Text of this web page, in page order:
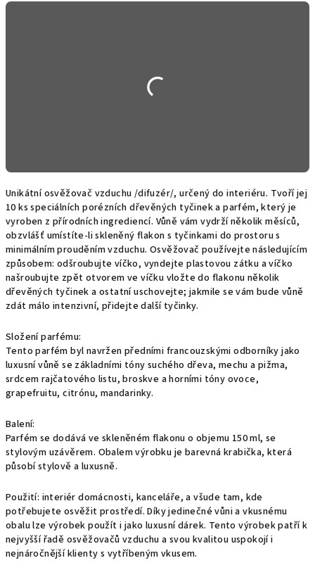
Unikátní osvěžovač vzduchu /difuzér/, určený do interiéru. Tvoří jej
10 ks speciálních porézních dřevěných tyčinek a parfém, který je
vyroben z přírodních ingrediencí. Vůně vám vydrží několik měsíců,
obzvlášť umístíte-li skleněný flakon s tyčinkami do prostoru s
minimálním prouděním vzduchu. Osvěžovač používejte následujícím
způsobem: odšroubujte víčko, vyndejte plastovou zátku a víčko
našroubujte zpět otvorem ve víčku vložte do flakonu několik
dřevěných tyčinek a ostatní uschovejte; jakmile se vám bude vůně
zdát málo intenzivní, přidejte další tyčinky.
Složení parfému:
Tento parfém byl navržen předními francouzskými odborníky jako
luxusní vůně se základními tóny suchého dřeva, mechu a pižma,
srdcem rajčatového listu, broskve a horními tóny ovoce,
grapefruitu, citrónu, mandarinky.
Balení:
Parfém se dodává ve skleněném flakonu o objemu 150 ml, se
stylovým uzávěrem. Obalem výrobku je barevná krabička, která
působí stylově a luxusně.
Použití: interiér domácnosti, kanceláře, a všude tam, kde
potřebujete osvěžit prostředí. Díky jedinečné vůni a vkusnému
obalu lze výrobek použít i jako luxusní dárek. Tento výrobek patří k
nejvyšší řadě osvěžovačů vzduchu a svou kvalitou uspokojí i
nejnáročnější klienty s vytříbeným vkusem.